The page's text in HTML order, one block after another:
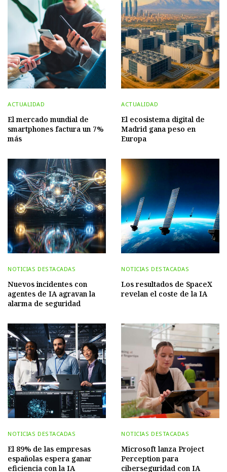
ACTUALIDAD
El mercado mundial de
smartphones factura un 7%
más
ACTUALIDAD
El ecosistema digital de
Madrid gana peso en
Europa
NOTICIAS DESTACADAS
Nuevos incidentes con
agentes de IA agravan la
alarma de seguridad
NOTICIAS DESTACADAS
Los resultados de SpaceX
revelan el coste de la IA
NOTICIAS DESTACADAS
El 89% de las empresas
españolas espera ganar
eficiencia con la IA
NOTICIAS DESTACADAS
Microsoft lanza Project
Perception para
ciberseguridad con IA